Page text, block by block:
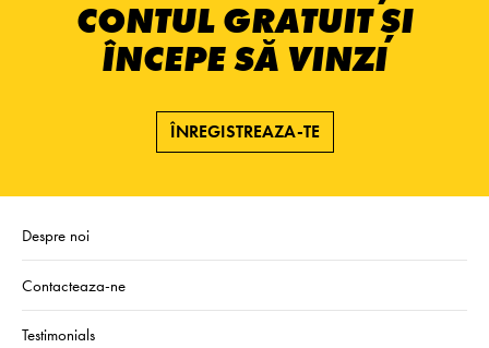
CONTUL GRATUIT ȘI
ÎNCEPE SĂ VINZI
ÎNREGISTREAZA-TE
Despre noi
Contacteaza-ne
Testimonials